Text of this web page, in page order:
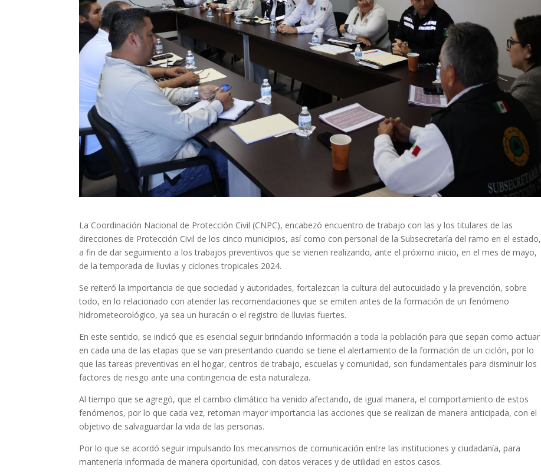
La Coordinación Nacional de Protección Civil (CNPC), encabezó encuentro de trabajo con las y los titulares de las
direcciones de Protección Civil de los cinco municipios, así como con personal de la Subsecretaría del ramo en el estado,
a fin de dar seguimiento a los trabajos preventivos que se vienen realizando, ante el próximo inicio, en el mes de mayo,
de la temporada de lluvias y ciclones tropicales 2024.
Se reiteró la importancia de que sociedad y autoridades, fortalezcan la cultura del autocuidado y la prevención, sobre
todo, en lo relacionado con atender las recomendaciones que se emiten antes de la formación de un fenómeno
hidrometeorológico, ya sea un huracán o el registro de lluvias fuertes.
En este sentido, se indicó que es esencial seguir brindando información a toda la población para que sepan como actuar
en cada una de las etapas que se van presentando cuando se tiene el alertamiento de la formación de un ciclón, por lo
que las tareas preventivas en el hogar, centros de trabajo, escuelas y comunidad, son fundamentales para disminuir los
factores de riesgo ante una contingencia de esta naturaleza.
Al tiempo que se agregó, que el cambio climático ha venido afectando, de igual manera, el comportamiento de estos
fenómenos, por lo que cada vez, retoman mayor importancia las acciones que se realizan de manera anticipada, con el
objetivo de salvaguardar la vida de las personas.
Por lo que se acordó seguir impulsando los mecanismos de comunicación entre las instituciones y ciudadanía, para
mantenerla informada de manera oportunidad, con datos veraces y de utilidad en estos casos.